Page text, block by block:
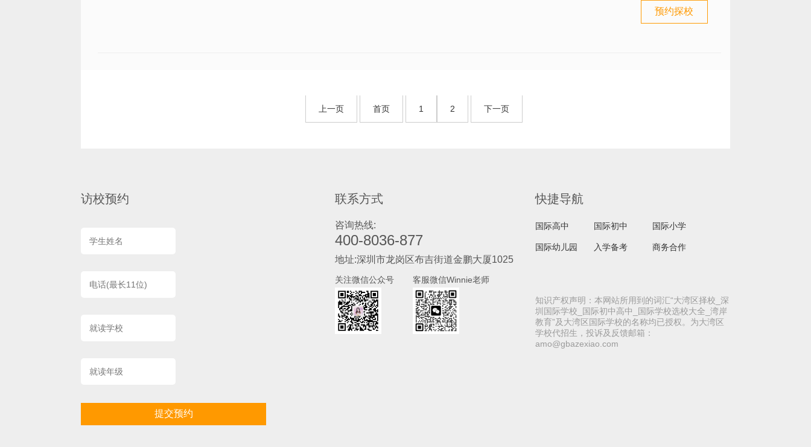
预约探校
上一页 首页 1 2 下一页
访校预约
提交预约
联系方式
咨询热线:
400-8036-877
地址:深圳市龙岗区布吉街道金鹏大厦1025
关注微信公众号 客服微信Winnie老师
快捷导航
国际高中 国际初中 国际小学
国际幼儿园 入学备考 商务合作
知识产权声明：本网站所用到的词汇“大湾区择校_深
圳国际学校_国际初中高中_国际学校选校大全_湾岸
教育”及大湾区国际学校的名称均已授权。为大湾区
学校代招生，投诉及反馈邮箱：
amo@gbazexiao.com